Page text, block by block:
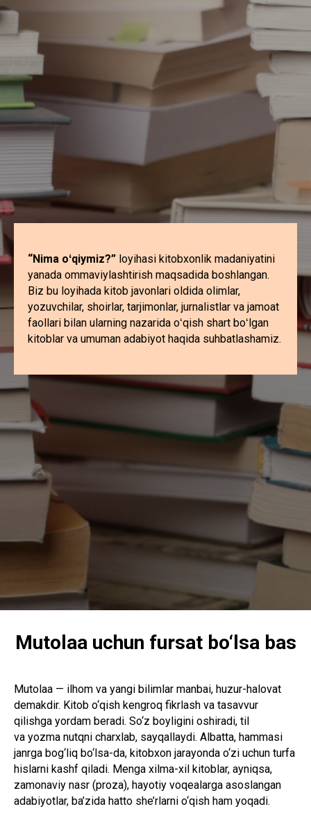
“Nima oʻqiymiz?” loyihasi kitobxonlik madaniyatini
yanada ommaviylashtirish maqsadida boshlangan.
Biz bu loyihada kitob javonlari oldida olimlar,
yozuvchilar, shoirlar, tarjimonlar, jurnalistlar va jamoat
faollari bilan ularning nazarida oʻqish shart boʻlgan
kitoblar va umuman adabiyot haqida suhbatlashamiz.
Mutolaa uchun fursat bo‘lsa bas
Mutolaa — ilhom va yangi bilimlar manbai, huzur-halovat
demakdir. Kitob o‘qish kengroq fikrlash va tasavvur
qilishga yordam beradi. So‘z boyligini oshiradi, til
va yozma nutqni charxlab, sayqallaydi. Albatta, hammasi
janrga bog‘liq bo‘lsa-da, kitobxon jarayonda o‘zi uchun turfa
hislarni kashf qiladi. Menga xilma-xil kitoblar, ayniqsa,
zamonaviy nasr (proza), hayotiy voqealarga asoslangan
adabiyotlar, ba’zida hatto she’rlarni o‘qish ham yoqadi.